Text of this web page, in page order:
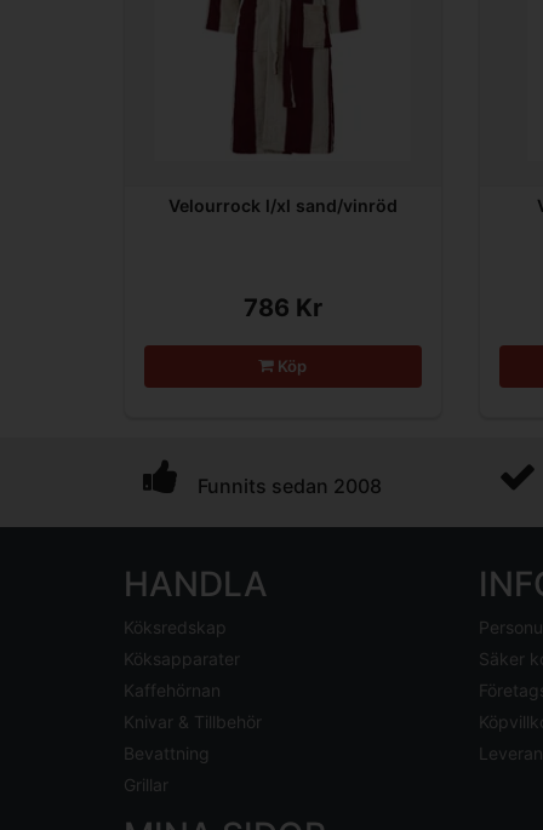
Velourrock l/xl sand/vinröd
786 Kr
Köp
Funnits sedan 2008
HANDLA
Köksredskap
Köksapparater
Kaffehörnan
Knivar & Tillbehör
Bevattning
Grillar
Säker